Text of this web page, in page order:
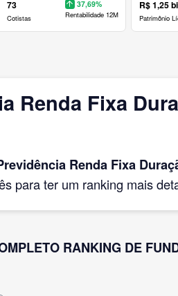
73
Cotistas
37,69%
Rentabilidade 12M
R$ 1,25 bi
Patrimônio
Renda Fixa
Renda Fixa
para ter um ranking mais
RANKING DE